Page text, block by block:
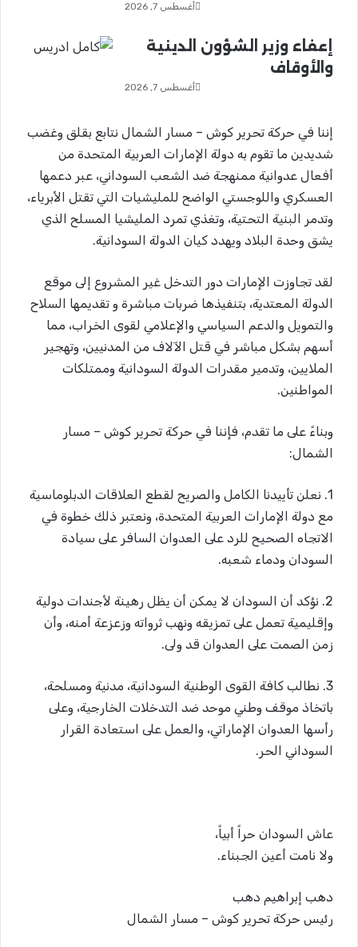
أغسطس 7, 2026
إعفاء وزير الشؤون الدينية
والأوقاف
أغسطس 7, 2026
إننا في حركة تحرير كوش – مسار الشمال نتابع بقلق وغضب
شديدين ما تقوم به دولة الإمارات العربية المتحدة من
أفعال عدوانية ممنهجة ضد الشعب السوداني، عبر دعمها
العسكري واللوجستي الواضح للمليشيات التي تقتل الأبرياء،
وتدمر البنية التحتية، وتغذي تمرد المليشيا المسلح الذي
يشق وحدة البلاد ويهدد كيان الدولة السودانية.
لقد تجاوزت الإمارات دور التدخل غير المشروع إلى موقع
الدولة المعتدية، بتنفيذها ضربات مباشرة و تقديمها السلاح
والتمويل والدعم السياسي والإعلامي لقوى الخراب، مما
أسهم بشكل مباشر في قتل الآلاف من المدنيين، وتهجير
الملايين، وتدمير مقدرات الدولة السودانية وممتلكات
المواطنين.
وبناءً على ما تقدم، فإننا في حركة تحرير كوش – مسار
الشمال:
1. نعلن تأييدنا الكامل والصريح لقطع العلاقات الدبلوماسية
مع دولة الإمارات العربية المتحدة، ونعتبر ذلك خطوة في
الاتجاه الصحيح للرد على العدوان السافر على سيادة
السودان ودماء شعبه.
2. نؤكد أن السودان لا يمكن أن يظل رهينة لأجندات دولية
وإقليمية تعمل على تمزيقه ونهب ثرواته وزعزعة أمنه، وأن
زمن الصمت على العدوان قد ولى.
3. نطالب كافة القوى الوطنية السودانية، مدنية ومسلحة،
باتخاذ موقف وطني موحد ضد التدخلات الخارجية، وعلى
رأسها العدوان الإماراتي، والعمل على استعادة القرار
السوداني الحر.
عاش السودان حراً أبياً،
ولا نامت أعين الجبناء.
دهب إبراهيم دهب
رئيس حركة تحرير كوش – مسار الشمال